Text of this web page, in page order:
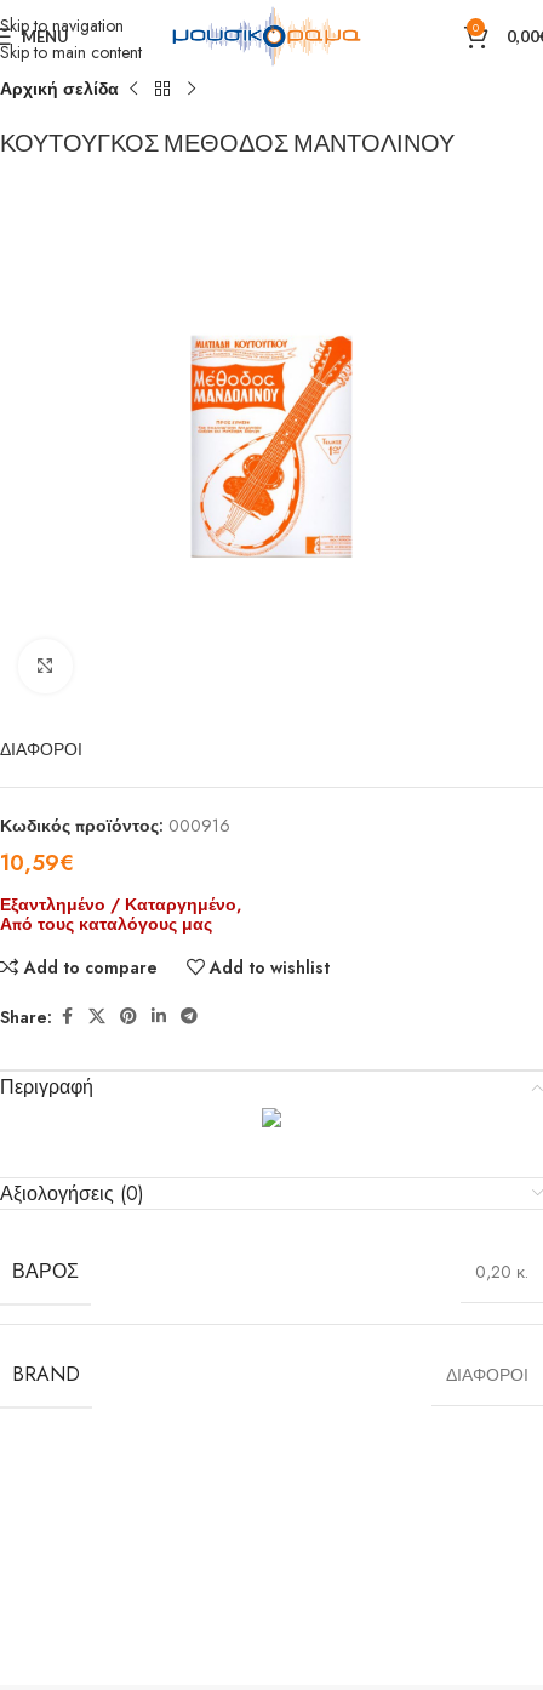
Skip to navigation
Skip to main content
MENU 0 0,00
Αρχική σελίδα
ΚΟΥΤΟΥΓΚΟΣ ΜΕΘΟΔΟΣ ΜΑΝΤΟΛΙΝΟΥ
ΔΙΑΦΟΡΟΙ
Κωδικός προϊόντος: 000916
10,59€
Εξαντλημένο / Καταργημένο,
Από τους καταλόγους μας
Add to compare
Add to wishlist
Share:
Περιγραφή
Αξιολογήσεις (0)
ΒΆΡΟΣ 0,20 κ.
BRAND ΔΙΑΦΟΡΟΙ